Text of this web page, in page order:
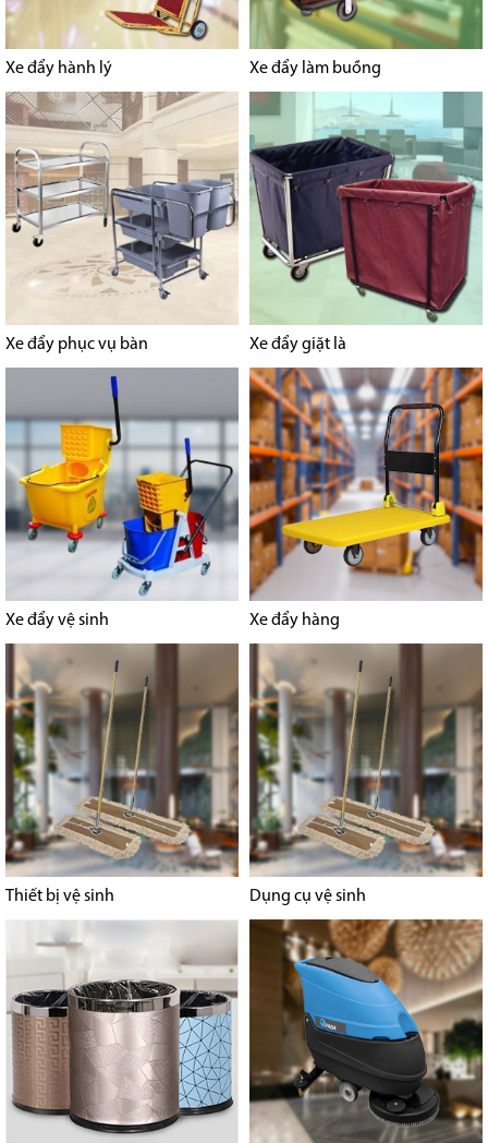
Xe đẩy hành lý Xe đẩy làm buồng
Xe đẩy phục vụ bàn Xe đẩy giặt là
Xe đẩy vệ sinh Xe đẩy hàng
Thiết bị vệ sinh Dụng cụ vệ sinh